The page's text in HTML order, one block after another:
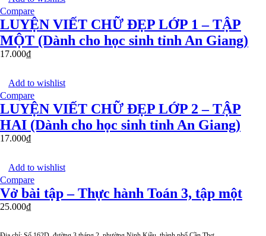
Compare
LUYỆN VIẾT CHỮ ĐẸP LỚP 1 – TẬP
MỘT (Dành cho học sinh tỉnh An Giang)
17.000₫
Add to wishlist
Compare
LUYỆN VIẾT CHỮ ĐẸP LỚP 2 – TẬP
HAI (Dành cho học sinh tỉnh An Giang)
17.000₫
Add to wishlist
Compare
Vở bài tập – Thực hành Toán 3, tập một
25.000₫